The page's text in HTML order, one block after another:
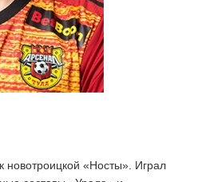
новотроицкой «Носты». Играл